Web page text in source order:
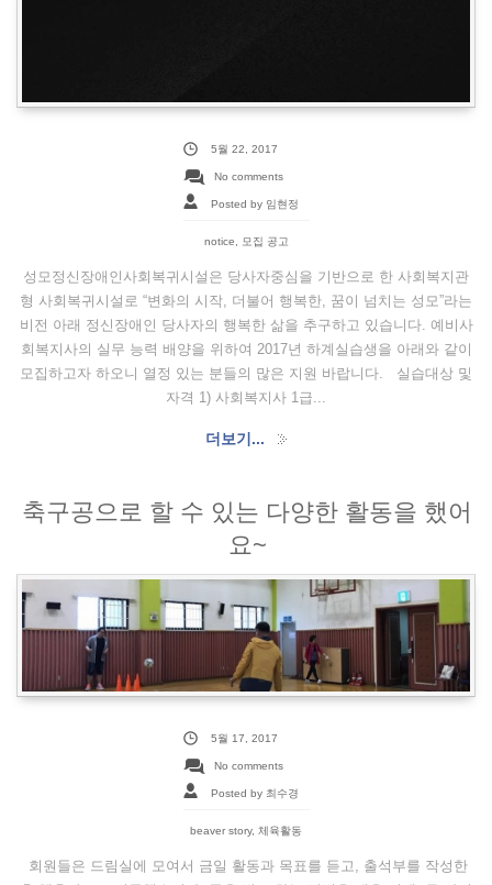
5월 22, 2017
No comments
Posted by 임현정
notice, 모집 공고
성모정신장애인사회복귀시설은 당사자중심을 기반으로 한 사회복지관
형 사회복귀시설로 “변화의 시작, 더불어 행복한, 꿈이 넘치는 성모”라는
비전 아래 정신장애인 당사자의 행복한 삶을 추구하고 있습니다. 예비사
회복지사의 실무 능력 배양을 위하여 2017년 하계실습생을 아래와 같이
모집하고자 하오니 열정 있는 분들의 많은 지원 바랍니다. 실습대상 및
자격 1) 사회복지사 1급...
더보기...
축구공으로 할 수 있는 다양한 활동을 했어
요~
5월 17, 2017
No comments
Posted by 최수경
beaver story, 체육활동
회원들은 드림실에 모여서 금일 활동과 목표를 듣고, 출석부를 작성한